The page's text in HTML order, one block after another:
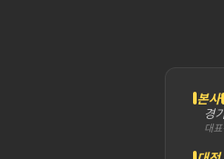
본사
경
대